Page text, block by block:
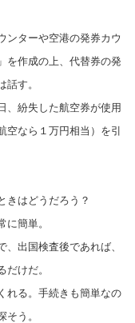
ンターや空港の発券カウ
を作成の上、代替券の発
す。
、紛失した航空券が使用
なら１万円相当）を引
きはどうだろう？
簡単。
出国検査後であれば、
けだ。
れる。手続きも簡単なの
う。